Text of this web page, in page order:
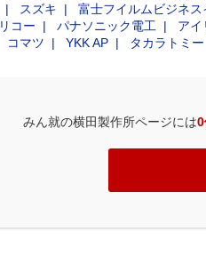
スズキ 富士フイルムビジネ
リコー パナソニック電工 アイ
コマツ YKK AP タカラトミー
みん就の横田製作所ページには